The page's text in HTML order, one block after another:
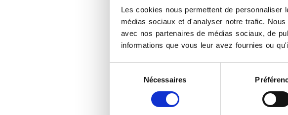
Les cookies nous permettent de
médias sociaux et d'analyser notre trafic.
avec nos partenaires de médias sociaux, de
informations que vous leur avez fournies ou
consentement
Nécessaires